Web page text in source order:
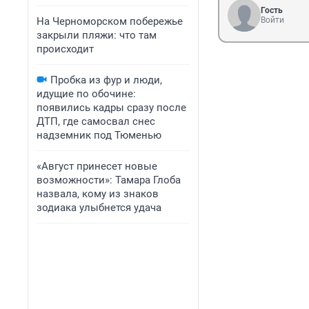
На Черноморском побережье
закрыли пляжи: что там
происходит
Пробка из фур и люди,
идущие по обочине:
появились кадры сразу после
ДТП, где самосвал снес
надземник под Тюменью
«Август принесет новые
возможности»: Тамара Глоба
назвала, кому из знаков
зодиака улыбнется удача
Гость
Войти